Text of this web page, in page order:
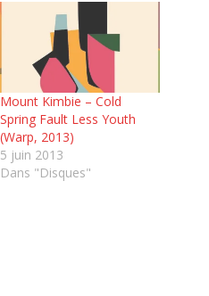
Mount Kimbie – Cold
Spring Fault Less Youth
(Warp, 2013)
5 juin 2013
Dans "Disques"